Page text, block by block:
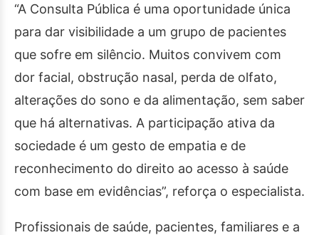
“A Consulta Pública é uma oportunidade única
para dar visibilidade a um grupo de pacientes
que sofre em silêncio. Muitos convivem com
dor facial, obstrução nasal, perda de olfato,
alterações do sono e da alimentação, sem saber
que há alternativas. A participação ativa da
sociedade é um gesto de empatia e de
reconhecimento do direito ao acesso à saúde
com base em evidências”, reforça o especialista.
Profissionais de saúde, pacientes, familiares e a